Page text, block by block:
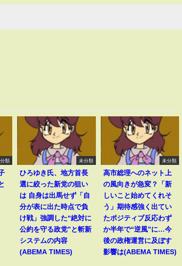
類 未分類
ひろゆき氏、地方首長
選に絞った新党の狙い
は 自身は出馬せず「自
分が表に出た時点で負
け戦」強調した“絶対に
公約を守る政党”と斬新
システムの内容
(ABEMA TIMES)
未分類
高市総理へのネット上
の風向きが急変？「新
しいこと始めてくれそ
う」期待感強く出てい
たポジティブ反応わず
か半年で“逆風”に…今
後の政権運営に及ぼす
影響は(ABEMA TIMES)